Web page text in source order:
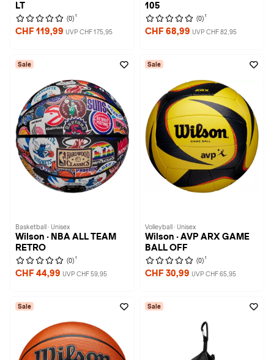
LT
(0) 1
CHF 119,99 UVP CHF 175,95
105
(0) 1
CHF 68,99 UVP CHF 82,95
Sale
Basketball · Unisex
Wilson · NBA ALL TEAM
RETRO
(0) 1
CHF 44,99 UVP CHF 59,95
Sale
Volleyball · Unisex
Wilson · AVP ARX GAME
BALL OFF
(0) 1
CHF 30,99 UVP CHF 65,95
Sale Sale